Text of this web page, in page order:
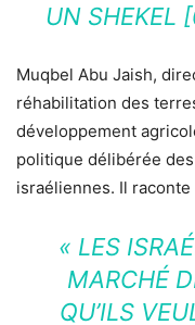
UN SHEKEL
Muqbel Abu Jaish,
réhabilitation des
développement
politique délibérée
israéliennes. Il raconte
« LES
MARCHÉ
QU’ILS